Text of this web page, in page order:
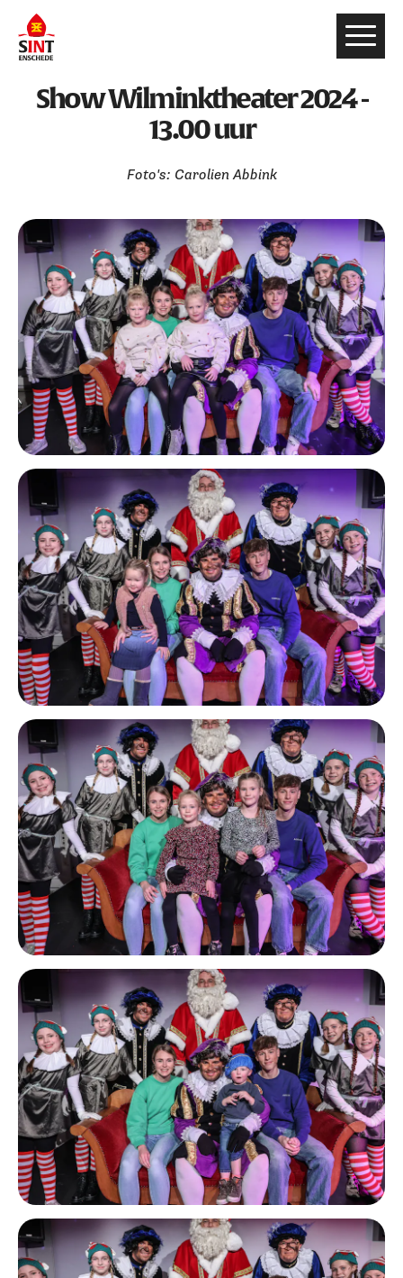
Show Wilminktheater 2024 -
13.00 uur
Foto's: Carolien Abbink